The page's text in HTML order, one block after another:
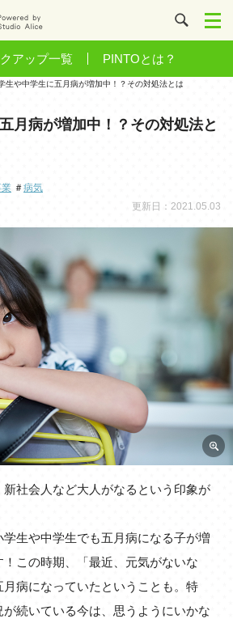
アップ一覧 PINTOとは？
生や中学生に五月病が増加中！？その対処法とは
月病が増加中！？その対処法と
業 ＃病気
更新日：2021.05.03
新社会人など大人がなるという印象が
生や中学生でも五月病になる子が増
この時期、「最近、元気がないな
月病になっていたということも。特
続いている今は、思うようにいかな